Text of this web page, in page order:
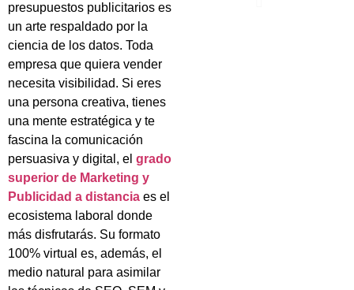
presupuestos publicitarios es
un arte respaldado por la
ciencia de los datos. Toda
empresa que quiera vender
necesita visibilidad. Si eres
una persona creativa, tienes
una mente estratégica y te
fascina la comunicación
persuasiva y digital, el grado
superior de Marketing y
Publicidad a distancia es el
ecosistema laboral donde
más disfrutarás. Su formato
100% virtual es, además, el
medio natural para asimilar